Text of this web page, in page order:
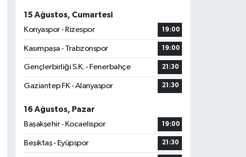
15 Ağustos, Cumartesi
Konyaspor - Rizespor
19:00
Kasımpaşa - Trabzonspor 19:00
Gençlerbirliği S.K. - Fenerbahçe 21:30
Gaziantep FK - Alanyaspor 21:30
16 Ağustos, Pazar
Başakşehir - Kocaelispor
19:00
Beşiktaş - Eyüpspor 21:30